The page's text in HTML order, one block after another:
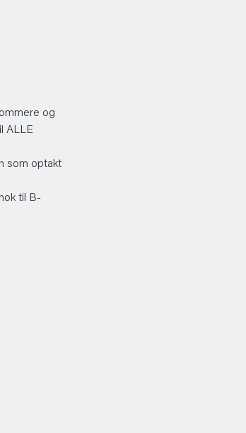
og
ALLE
som optakt
til B-